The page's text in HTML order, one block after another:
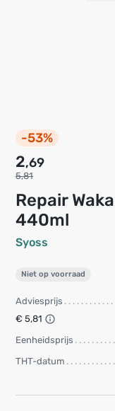
-53%
Repair Wakame Algae Shampoo
440ml
Syoss
2,69
5,81
Niet op voorraad
Adviesprijs
€ 5,81
Eenheidsprijs
THT-datum